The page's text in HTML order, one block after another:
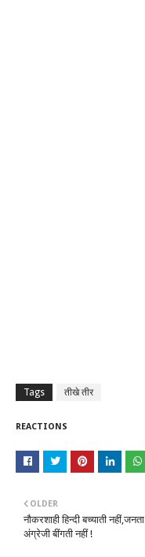
Tags तीखे तीर
REACTIONS
OLDER
नौकरशाही हिन्दी बच्याती नहीं,जनता
अंग्रेजी बींगती नहीं !